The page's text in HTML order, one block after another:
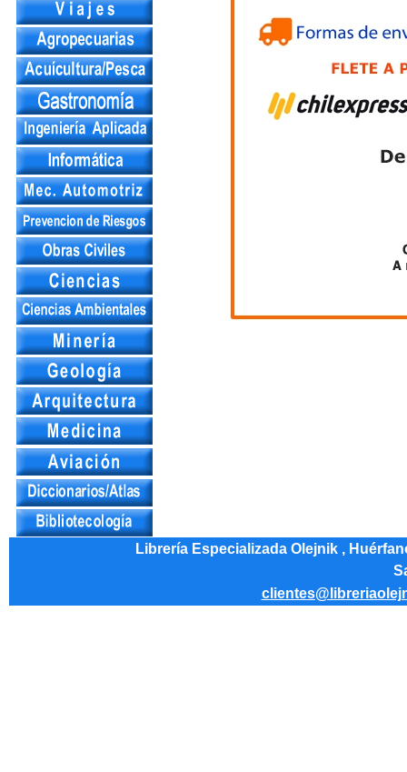
Librería Especializada Olejnik ,